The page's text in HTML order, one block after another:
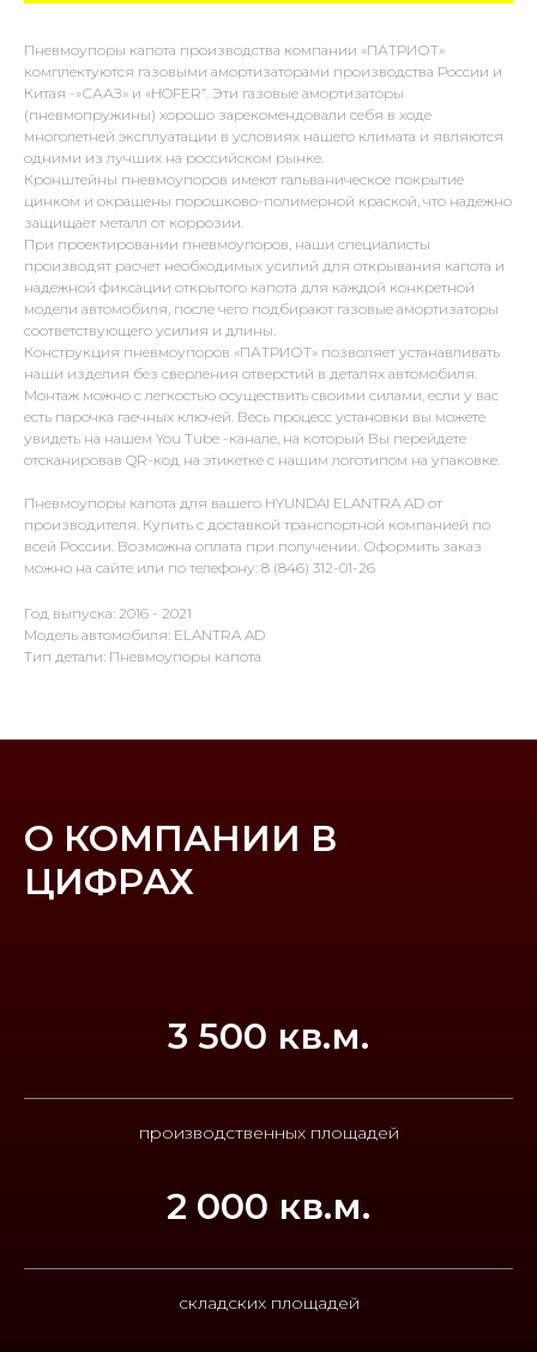
Пневмоупоры капота производства компании «ПАТРИОТ»
комплектуются газовыми амортизаторами производства России и
Китая -»СААЗ» и «HOFER”. Эти газовые амортизаторы
(пневмопружины) хорошо зарекомендовали себя в ходе
многолетней эксплуатации в условиях нашего климата и являются
одними из лучших на российском рынке.
Кронштейны пневмоупоров имеют гальваническое покрытие
цинком и окрашены порошково-полимерной краской, что надежно
защищает металл от коррозии.
При проектировании пневмоупоров, наши специалисты
производят расчет необходимых усилий для открывания капота и
надежной фиксации открытого капота для каждой конкретной
модели автомобиля, после чего подбирают газовые амортизаторы
соответствующего усилия и длины.
Конструкция пневмоупоров «ПАТРИОТ» позволяет устанавливать
наши изделия без сверления отверстий в деталях автомобиля.
Монтаж можно с легкостью осуществить своими силами, если у вас
есть парочка гаечных ключей. Весь процесс установки вы можете
увидеть на нашем You Tube -канале, на который Вы перейдете
отсканировав QR-код на этикетке с нашим логотипом на упаковке.
Пневмоупоры капота для вашего HYUNDAI ELANTRA AD от
производителя. Купить с доставкой транспортной компанией по
всей России. Возможна оплата при получении. Оформить заказ
можно на сайте или по телефону: 8 (846) 312-01-26
Год выпуска: 2016 - 2021
Модель автомобиля: ELANTRA AD
Тип детали: Пневмоупоры капота
О КОМПАНИИ В
ЦИФРАХ
3 500 кв.м.
производственных площадей
2 000 кв.м.
складских площадей